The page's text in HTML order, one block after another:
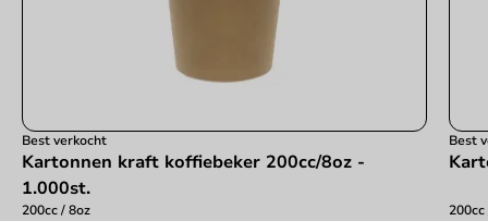
Best verkocht
Kartonnen kraft koffiebeker 200cc/8oz -
1.000st.
200cc / 8oz
Best